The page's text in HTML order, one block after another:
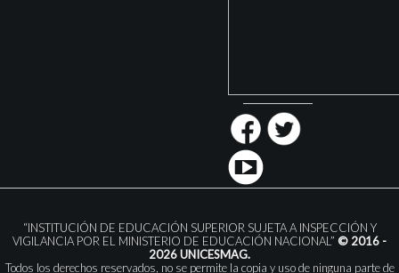
“INSTITUCIÓN DE EDUCACIÓN SUPERIOR SUJETA A INSPECCIÓN Y
VIGILANCIA POR EL MINISTERIO DE EDUCACIÓN NACIONAL” © 2016 -
2026 UNICESMAG.
Todos los derechos reservados, no se permite la copia y uso de ninguna parte de